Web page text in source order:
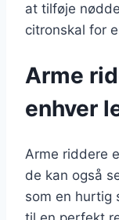
at tilføje
citronskal for
Arme
enhver
Arme riddere
de kan også
som en hurtig